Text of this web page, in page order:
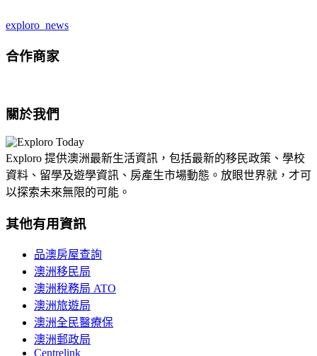
exploro_news
合作商家
關於我們
Exploro 提供澳洲最新生活資訊，包括最新的移民政策、學校
資料、留學及遊學資訊、房產生市場動態。放眼世界就，才可
以探索未來無限的可能。
其他有用資訊
品澳房屋查詢
澳洲移民局
澳洲稅務局 ATO
澳洲旅遊局
澳洲全民醫療保
澳洲郵政局
Centrelink